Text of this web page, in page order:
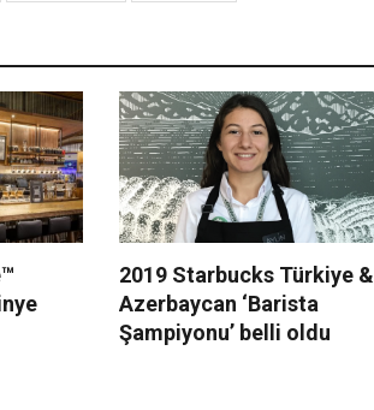
2019 Starbucks Türkiye &
Azerbaycan ‘Barista
Şampiyonu’ belli oldu